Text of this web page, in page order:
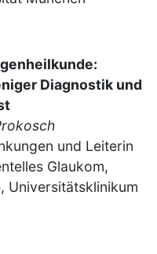
Diagnostik und
und Leiterin
Glaukom,
Universitätsklinikum